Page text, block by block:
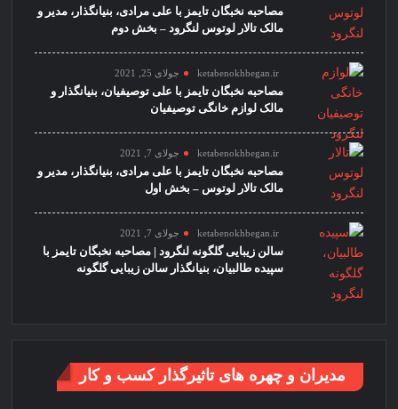
مصاحبه نخبگان تایمز با علی مرادی، بنیانگذار، مدیر و
مالک تالار لوتوس لنگرود – بخش دوم
ketabenokhbegan.ir جولای 25, 2021
مصاحبه نخبگان تایمز با علی توصیفیان، بنیانگذار و
مالک لوازم خانگی توصیفیان
ketabenokhbegan.ir جولای 7, 2021
مصاحبه نخبگان تایمز با علی مرادی، بنیانگذار، مدیر و
مالک تالار لوتوس – بخش اول
ketabenokhbegan.ir جولای 7, 2021
سالن زیبایی گلگونه لنگرود | مصاحبه نخبگان تایمز با
سپیده طالبیان، بنیانگذار سالن زیبایی گلگونه
مدیران و چهره های تاثیرگذار کسب و کار